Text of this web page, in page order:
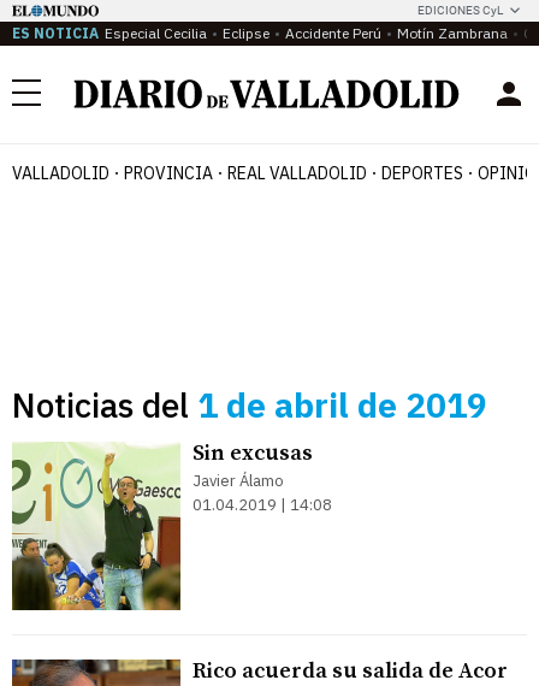
EDICIONES CyL
ES NOTICIA Especial Cecilia Eclipse Accidente Perú Motín Zambrana
Menú
VALLADOLID PROVINCIA REAL VALLADOLID DEPORTES
Noticias del 1 de abril de 2019
Sin excusas
Javier Álamo
01.04.2019 | 14:08
Rico acuerda su salida de Acor